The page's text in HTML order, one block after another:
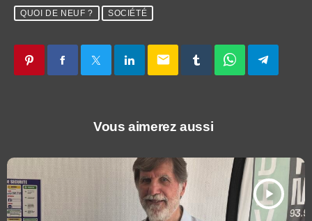
QUOI DE NEUF ? SOCIÉTÉ
email
Vous aimerez aussi
play_arrow